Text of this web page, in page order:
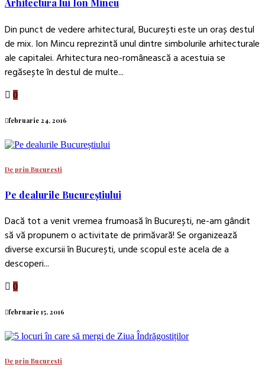
Arhitectura lui Ion Mincu
Din punct de vedere arhitectural, București este un oraș destul
de mix. Ion Mincu reprezintă unul dintre simbolurile arhitecturale
ale capitalei. Arhitectura neo-românească a acestuia se
regăsește în destul de multe...
0
februarie 24, 2016
De prin Bucuresti
Pe dealurile Bucureștiului
Dacă tot a venit vremea frumoasă în București, ne-am gândit
să vă propunem o activitate de primăvară! Se organizează
diverse excursii în București, unde scopul este acela de a
descoperi...
0
februarie 15, 2016
De prin Bucuresti